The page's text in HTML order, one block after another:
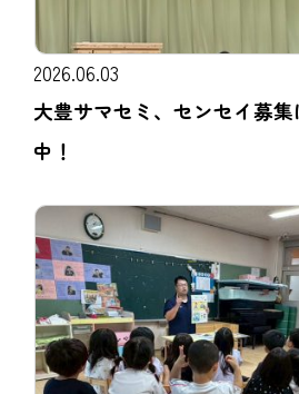
2026.06.03
大豊サマセミ、センセイ募
中！